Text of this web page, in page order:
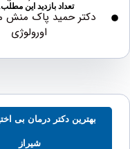
تعداد بازدید این مطلب531
دکتر حمید پاک منش
اورولوژی
بهترین دکتر درمان بی اختیاری